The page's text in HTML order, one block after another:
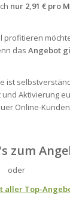
nur 2,91 € pro
profitieren
das Angebot
ist
Aktivierung
Online-
zum
oder
aller Top-